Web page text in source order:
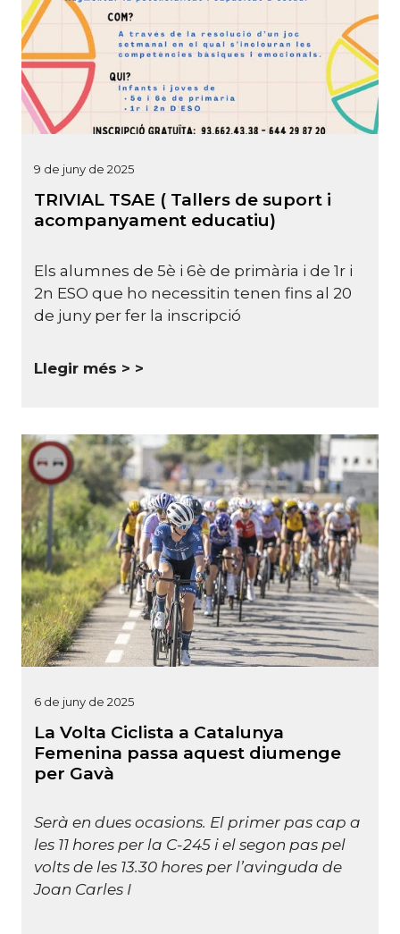
9 de juny de 2025
TRIVIAL TSAE ( Tallers de suport i
acompanyament educatiu)
Els alumnes de 5è i 6è de primària i de 1r i
2n ESO que ho necessitin tenen fins al 20
de juny per fer la inscripció
Llegir més >
6 de juny de 2025
La Volta Ciclista a Catalunya
Femenina passa aquest diumenge
per Gavà
Serà en dues ocasions. El primer pas cap a
les 11 hores per la C-245 i el segon pas pel
volts de les 13.30 hores per l’avinguda de
Joan Carles I